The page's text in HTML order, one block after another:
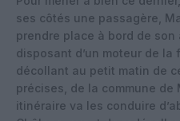
ses côtés une passagère,
prendre place à bord de
disposant d’un moteur de la
décollant au petit matin de
précises, de la commune
itinéraire va les conduire